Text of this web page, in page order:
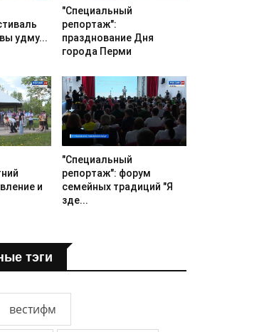
удму...
"Специальный
репортаж":
празднование Дня
города Перми
и
"Специальный
репортаж": форум
семейных традиций "Я
зде...
тэги
вестифм